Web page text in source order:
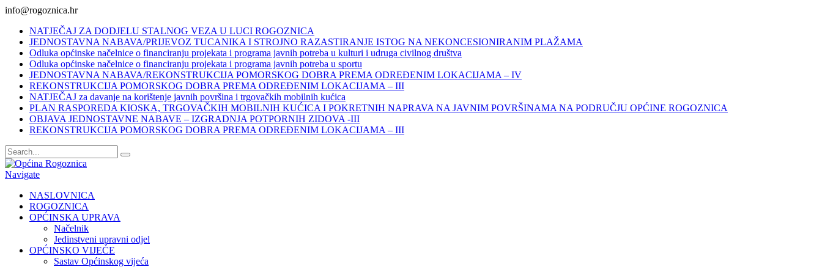
info@rogoznica.hr
NATJEČAJ ZA DODJELU STALNOG VEZA U LUCI ROGOZNICA
JEDNOSTAVNA NABAVA/PRIJEVOZ TUCANIKA I STROJNO RAZASTIRANJE ISTOG NA NEKONCESIONIRANIM PLAŽAMA
Odluka općinske načelnice o financiranju projekata i programa javnih potreba u kulturi i udruga civilnog društva
Odluka općinske načelnice o financiranju projekata i programa javnih potreba u sportu
JEDNOSTAVNA NABAVA/REKONSTRUKCIJA POMORSKOG DOBRA PREMA ODREĐENIM LOKACIJAMA – IV
REKONSTRUKCIJA POMORSKOG DOBRA PREMA ODREĐENIM LOKACIJAMA – III
NATJEČAJ za davanje na korištenje javnih površina i trgovačkih mobilnih kućica
PLAN RASPOREDA KIOSKA, TRGOVAČKIH MOBILNIH KUĆICA I POKRETNIH NAPRAVA NA JAVNIM POVRŠINAMA NA PODRUČJU OPĆINE ROGOZNICA
OBJAVA JEDNOSTAVNE NABAVE – IZGRADNJA POTPORNIH ZIDOVA -III
REKONSTRUKCIJA POMORSKOG DOBRA PREMA ODREĐENIM LOKACIJAMA – III
Navigate
NASLOVNICA
ROGOZNICA
OPĆINSKA UPRAVA
Načelnik
Jedinstveni upravni odjel
OPĆINSKO VIJEĆE
Sastav Općinskog vijeća